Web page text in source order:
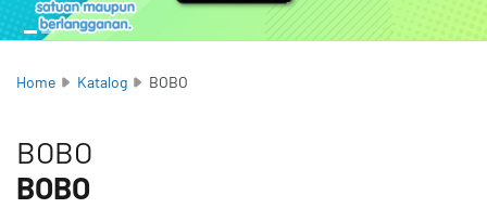
Home Katalog BOBO
BOBO
BOBO